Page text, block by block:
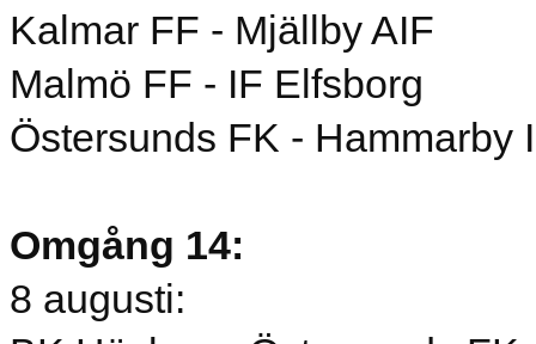
Kalmar FF - Mjällby AIF
Malmö FF - IF Elfsborg
Östersunds FK - Hammarby
Omgång 14:
8 augusti: